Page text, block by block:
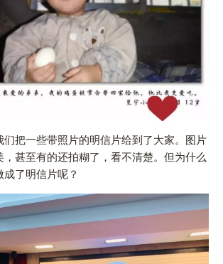
们把一些带照片的明信片给到了大家。图片
，甚至有的还拍糊了，看不清楚。但为什么
了明信片呢？